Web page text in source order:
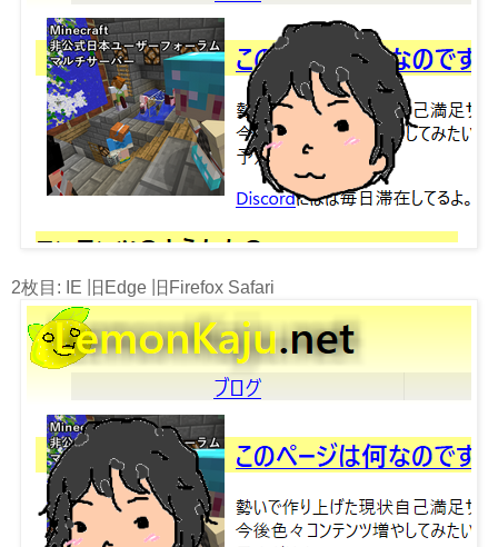
2枚目: IE 旧Edge 旧Firefox Safari